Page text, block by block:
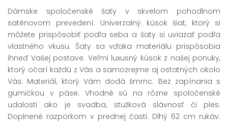
Dámske spoločenské šaty v skvelom pohodlnom
saténovom prevedení. Univerzalný kúsok šiat, ktorý si
môžete prispôsobiť podľa seba a šaty si uviazať podľa
vlastného vkusu. Šaty sa vďaka materiálu prispôsobia
ihneď Vašej postave. Veľmi luxusný kúsok z našej ponuky,
ktorý očarí každú z Vás a samozrejme aj ostatných okolo
Vás. Materiál, ktorý Vám dodá šmrnc. Bez zapínania s
gumičkou v páse. Vhodné sú na rôzne spoločenské
udalosti ako je svadba, stužková slávnosť či ples.
Doplnené razporkom v prednej časti. Dlhý 62 cm rukáv.